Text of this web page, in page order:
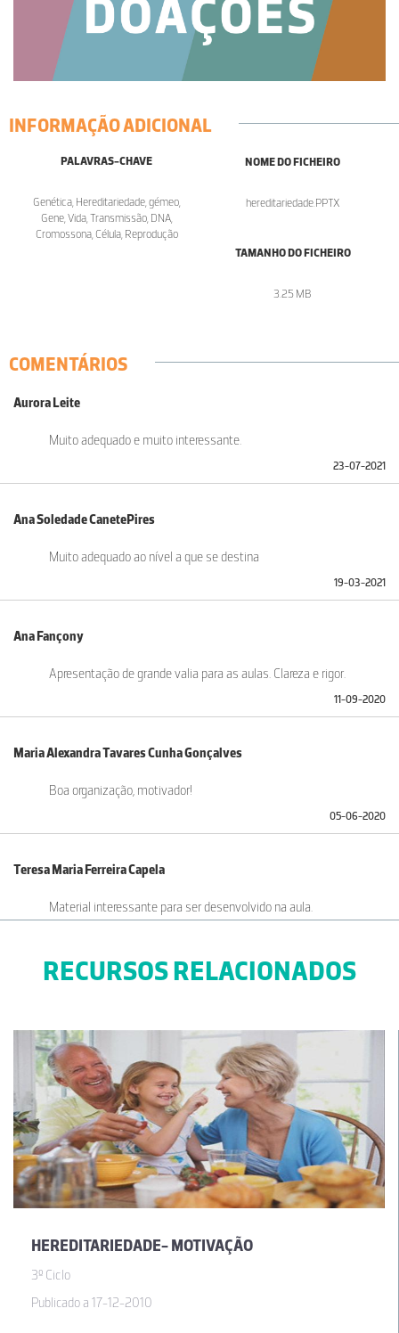
INFORMAÇÃO ADICIONAL
PALAVRAS-CHAVE
Genética, Hereditariedade, gémeo,
Gene, Vida, Transmissão, DNA,
Cromossona, Célula, Reprodução
NOME DO FICHEIRO
hereditariedade.PPTX
TAMANHO DO FICHEIRO
3.25 MB
COMENTÁRIOS
Aurora Leite
Muito adequado e muito interessante.
23-07-2021
Ana Soledade CanetePires
Muito adequado ao nível a que se destina
19-03-2021
Ana Fançony
Apresentação de grande valia para as aulas. Clareza e rigor.
11-09-2020
Maria Alexandra Tavares Cunha Gonçalves
Boa organização, motivador!
05-06-2020
Teresa Maria Ferreira Capela
Material interessante para ser desenvolvido na aula.
RECURSOS RELACIONADOS
HEREDITARIEDADE- MOTIVAÇÃO
3º Ciclo
Publicado a 17-12-2010